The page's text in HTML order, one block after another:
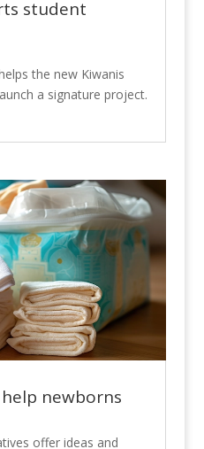
student
the new Kiwanis
a signature project.
newborns
offer ideas and